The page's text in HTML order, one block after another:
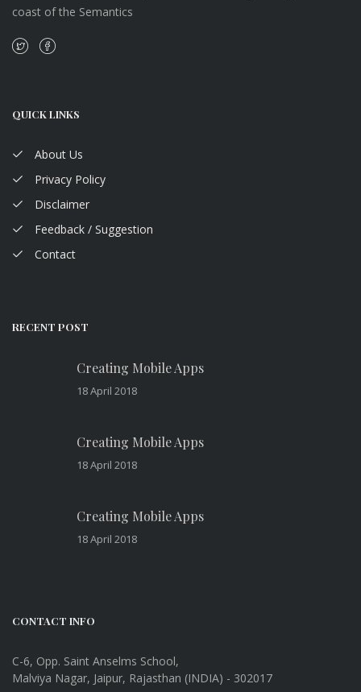
coast of the Semantics
QUICK LINKS
About Us
Privacy Policy
Disclaimer
Feedback / Suggestion
Contact
RECENT POST
Creating Mobile Apps
18 April 2018
Creating Mobile Apps
18 April 2018
Creating Mobile Apps
18 April 2018
CONTACT INFO
C-6, Opp. Saint Anselms School,
Malviya Nagar, Jaipur, Rajasthan (INDIA) - 302017